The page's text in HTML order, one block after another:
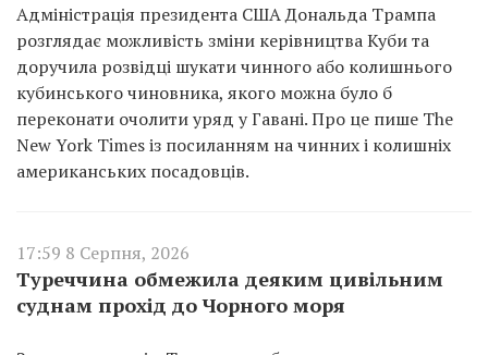
Адміністрація президента США Дональда Трампа
розглядає можливість зміни керівництва Куби та
доручила розвідці шукати чинного або колишнього
кубинського чиновника, якого можна було б
переконати очолити уряд у Гавані. Про це пише The
New York Times із посиланням на чинних і колишніх
американських посадовців.
17:59 8 Серпня, 2026
Туреччина обмежила деяким цивільним
суднам прохід до Чорного моря